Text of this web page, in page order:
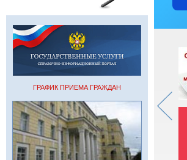
ГРАФИК ПРИЕМА ГРАЖДАН